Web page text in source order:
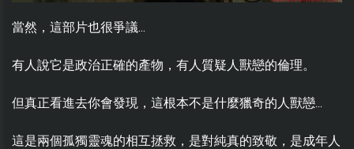
當然，這部片也很爭議...
有人說它是政治正確的產物，有人質疑人獸戀的倫理。
但真正看進去你會發現，這根本不是什麼獵奇的人獸戀...
這是兩個孤獨靈魂的相互拯救，是對純真的致敬，是成年人